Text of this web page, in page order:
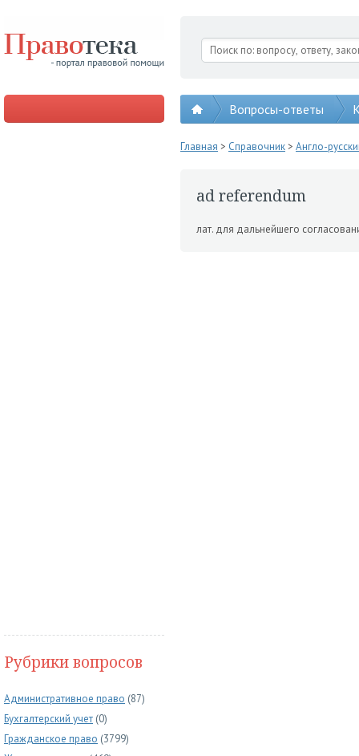
Вопросы-ответы
Рубрики вопросов
Административное право (87)
Бухгалтерский учет (0)
Гражданское право (3799)
Главная > Справочник> Англо-
ad referendum
лат. для дальнейшего